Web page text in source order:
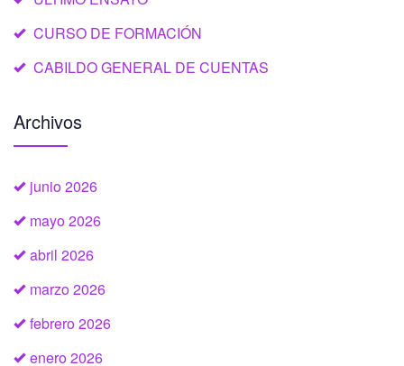
CURSO DE FORMACIÓN
CABILDO GENERAL DE CUENTAS
Archivos
junio 2026
mayo 2026
abril 2026
marzo 2026
febrero 2026
enero 2026